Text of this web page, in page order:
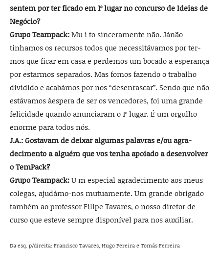
sentem por ter ficado em 1º lugar no concurso de Ideias de
Negócio?
Grupo Teampack: Mu i ­to sinceramente não. Jánão
tinhamos os recursos todos que necessitávamos por ter­
mos que ficar em casa e per­demos um bocado a esperan­ça
por estarmos separados. Mas fomos fazendo o traba­lho
dividido e acabámos por nos “desenrascar”. Sendo que não
estávamos àespera de ser os vencedores, foi uma gran­de
felicidade quando anun­ciaram o 1º lugar. É um orgu­lho
enorme para todos nós.
J.A.: Gostavam de deixar algumas palavras e/ou agra­
decimento a alguém que vos tenha apoiado a desenvolver
o TemPack?
Grupo Teampack: U m especial agradecimento aos meus
colegas, ajudámo-nos mutuamente. Um grande obrigado
também ao profes­sor Filipe Tavares, o nosso diretor de
curso que esteve sempre disponível para nos auxiliar.
Da esq. p/direita: Francisco Tavares, Hugo Pereira e Tomás Ferreira